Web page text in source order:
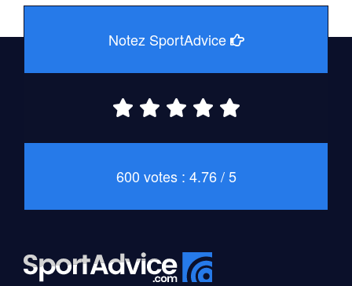
Notez SportAdvice
600 votes : 4.76 / 5